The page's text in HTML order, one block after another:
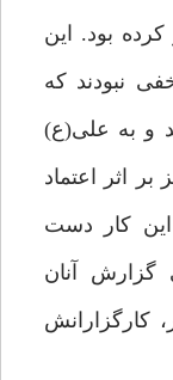
بود. اين
نبودند كه
و به على(ع)
بر اثر اعتماد
كار دست
آنان
كارگزارانش